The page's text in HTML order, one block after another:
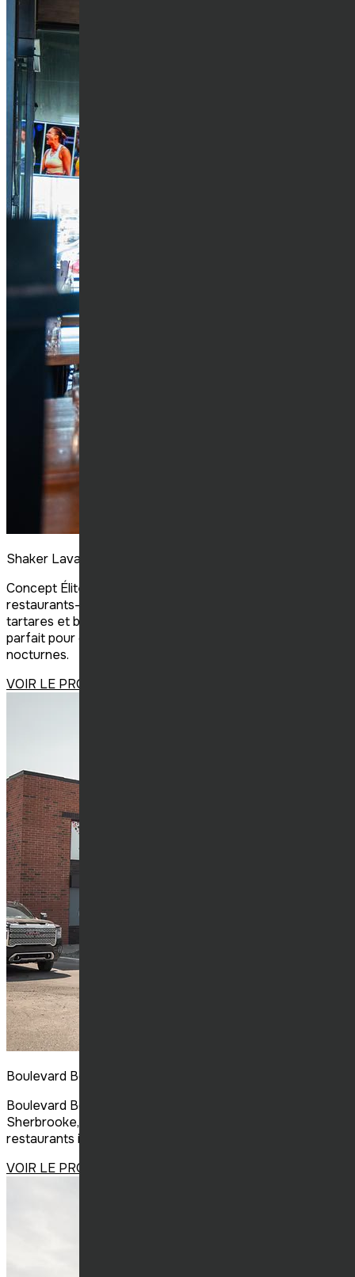
Shaker Laval
Concept Élite Construction est devenu un franchisé de ce
restaurants-bars se spécialisant dans les cocktails,
tartares et burgers dans un décor industriel chic. L’endroit
parfait pour dîners d’affaires, soupers tendance et sorties
nocturnes.
VOIR LE PROJET
Boulevard Bouffe
Boulevard Bouffe, un nouveau concept de food court à
Sherbrooke, rassemble en un seul lieu plusieurs
restaurants inédits dans la région.
VOIR LE PROJET